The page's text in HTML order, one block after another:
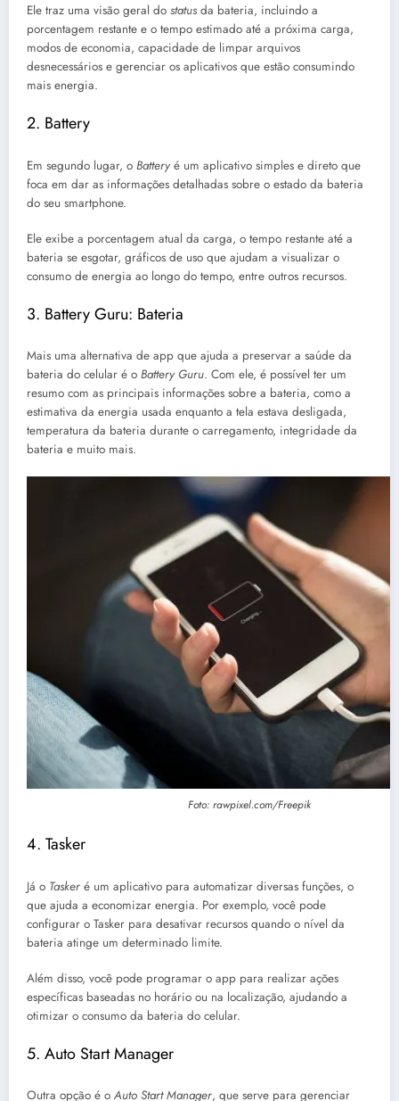
Ele traz uma visão geral do status da bateria, incluindo a
porcentagem restante e o tempo estimado até a próxima carga,
modos de economia, capacidade de limpar arquivos
desnecessários e gerenciar os aplicativos que estão consumindo
mais energia.
2. Battery
Em segundo lugar, o Battery é um aplicativo simples e direto que
foca em dar as informações detalhadas sobre o estado da bateria
do seu smartphone.
Ele exibe a porcentagem atual da carga, o tempo restante até a
bateria se esgotar, gráficos de uso que ajudam a visualizar o
consumo de energia ao longo do tempo, entre outros recursos.
3. Battery Guru: Bateria
Mais uma alternativa de app que ajuda a preservar a saúde da
bateria do celular é o Battery Guru. Com ele, é possível ter um
resumo com as principais informações sobre a bateria, como a
estimativa da energia usada enquanto a tela estava desligada,
temperatura da bateria durante o carregamento, integridade da
bateria e muito mais.
Foto: rawpixel.com/Freepik
4. Tasker
Já o Tasker é um aplicativo para automatizar diversas funções, o
que ajuda a economizar energia. Por exemplo, você pode
configurar o Tasker para desativar recursos quando o nível da
bateria atinge um determinado limite.
Além disso, você pode programar o app para realizar ações
específicas baseadas no horário ou na localização, ajudando a
otimizar o consumo da bateria do celular.
5. Auto Start Manager
Outra opção é o Auto Start Manager, que serve para gerenciar